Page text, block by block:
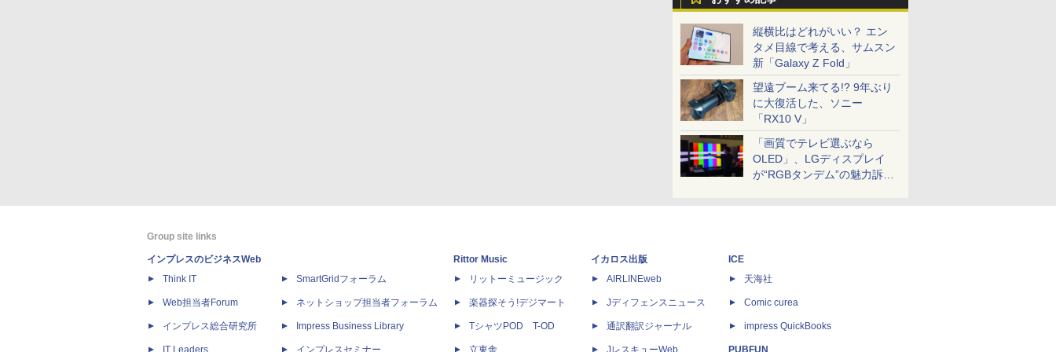
縦横比はどれがいい？ エン
タメ目線で考える、サムスン
新「Galaxy Z Fold」
望遠ブーム来てる!? 9年ぶり
に大復活した、ソニー
「RX10 V」
「画質でテレビ選ぶなら
OLED」、LGディスプレイ
が“RGBタンデム”の魅力訴
Group site links
インプレスのビジネスWeb
Think IT
Web担当者Forum
インプレス総合研究所
IT Leaders
SmartGridフォーラム
ネットショップ担当者フォーラム
Impress Business Library
インプレスセミナー
Rittor Music
リットーミュージック
楽器探そう!デジマート
TシャツPOD T-OD
立東舎
イカロス出版
AIRLINEweb
Jディフェンスニュース
通訳翻訳ジャーナル
JレスキューWeb
ICE
天海社
Comic curea
impress QuickBooks
PUBFUN